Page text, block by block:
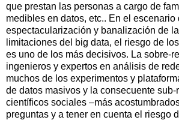
que prestan las personas a cargo de
medibles en datos, etc.. En el escenario
espectacularización y banalización de
limitaciones del big data, el riesgo de
es uno de los más decisivos. La sobre-
ingenieros y expertos en análisis de
muchos de los experimentos y
de datos masivos y la consecuente
científicos sociales –más
preguntas y a tener en cuenta el riesgo